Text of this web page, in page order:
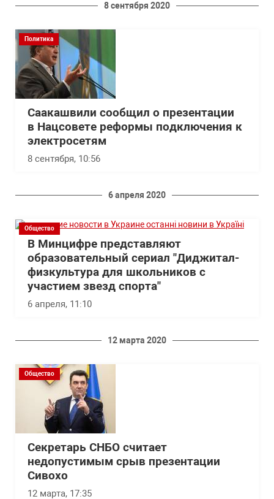
8 сентября 2020
Политика
Саакашвили сообщил о презентации
в Нацсовете реформы подключения к
электросетям
8 сентября, 10:56
6 апреля 2020
Общество
В Минцифре представляют
образовательный сериал "Диджитал-
физкультура для школьников с
участием звезд спорта"
6 апреля, 11:10
12 марта 2020
Общество
Секретарь СНБО считает
недопустимым срыв презентации
Сивохо
12 марта, 17:35